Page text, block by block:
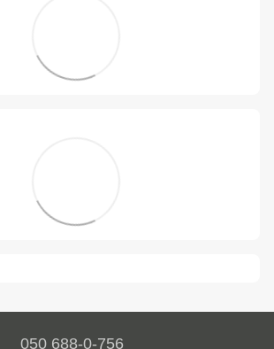
050 688-0-756